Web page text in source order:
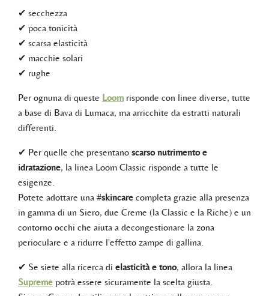
✔ secchezza
✔ poca tonicità
✔ scarsa elasticità
✔ macchie solari
✔ rughe
Per ognuna di queste Loom risponde con linee diverse, tutte
a base di Bava di Lumaca, ma arricchite da estratti naturali
differenti.
✔ Per quelle che presentano scarso nutrimento e
idratazione, la linea Loom Classic risponde a tutte le
esigenze.
Potete adottare una #skincare completa grazie alla presenza
in gamma di un Siero, due Creme (la Classic e la Riche) e un
contorno occhi che aiuta a decongestionare la zona
perioculare e a ridurre l'effetto zampe di gallina.
✔ Se siete alla ricerca di elasticità e tono, allora la linea
Supreme potrà essere sicuramente la scelta giusta.